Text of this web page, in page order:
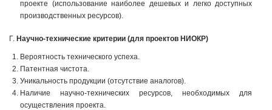
проекте (использование наиболее дешевых и легко доступных
производственных ресурсов).
Г. Научно-технические критерии (для проектов НИОКР)
Вероятность технического успеха.
Патентная чистота.
Уникальность продукции (отсутствие аналогов).
Наличие научно-технических ресурсов, необходимых для
осуществления проекта.